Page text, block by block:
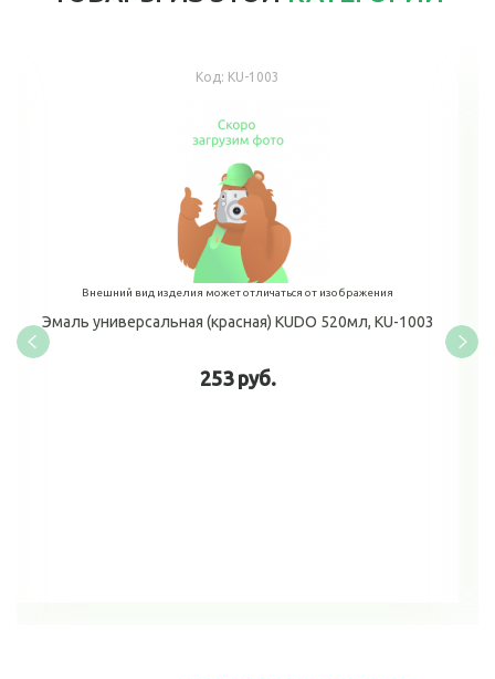
Код: KU-1003
Внешний вид изделия может отличаться от изображения
Эмаль универсальная (красная) KUDO 520мл, KU-1003
253 руб.